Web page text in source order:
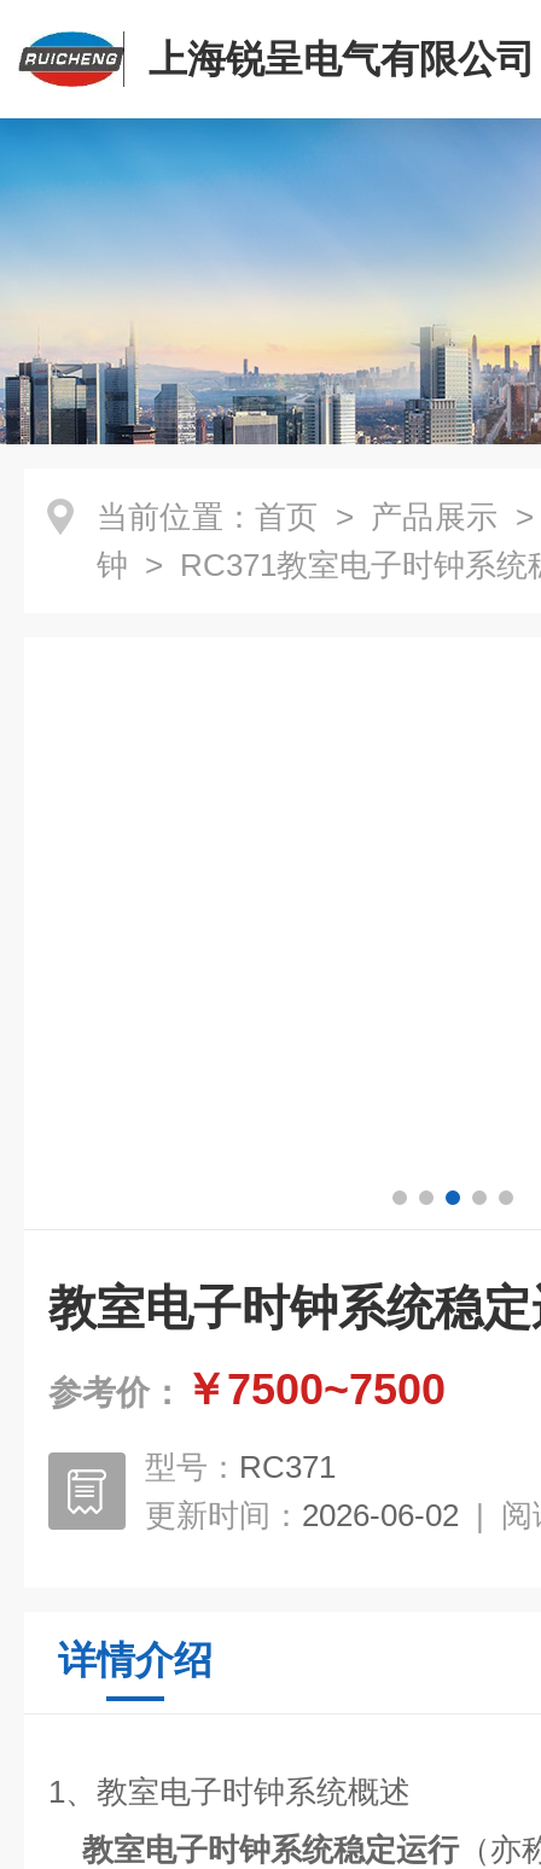
上海锐呈电气有限公司
当前位置： 首页 > 产品展示
钟 > RC371教室电子时钟系统
教室电子时钟系统稳
参考价： ￥7500~7500
型号： RC371
更新时间： 2026-06-02 | 阅
详情介绍
1、教室电子时钟系统概述
教室电子时钟系统稳定运行（亦